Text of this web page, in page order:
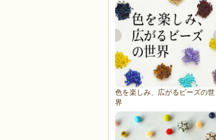
色を楽しみ、広がるビーズの世
界